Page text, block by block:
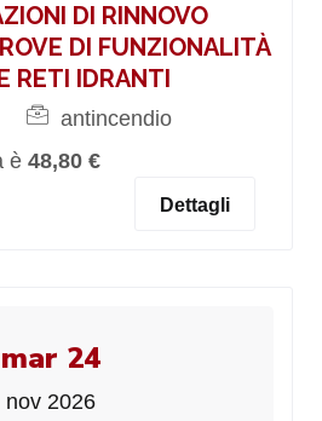
DI RINNOVO
DI FUNZIONALITÀ
RETI IDRANTI
antincendio
è 48,80 €
Dettagli
mar 24
nov 2026